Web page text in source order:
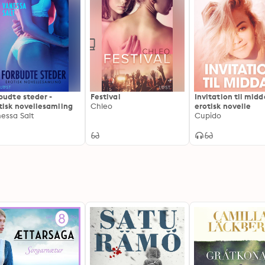
steder -
novellesamling
Salt
Festival
Chleo
Invitation til
erotisk novelle
Cupido